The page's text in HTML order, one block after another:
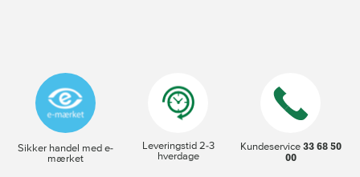
Sikker handel med e-
mærket
Leveringstid 2-3
hverdage
Kundeservice33 68 50
00